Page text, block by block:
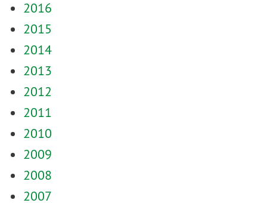
2016
2015
2014
2013
2012
2011
2010
2009
2008
2007